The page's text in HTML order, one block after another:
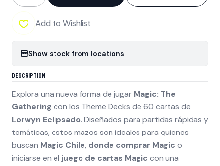
Add to Wishlist
Show stock from locations
DESCRIPTION
Explora una nueva forma de jugar Magic: The
Gathering con los Theme Decks de 60 cartas de
Lorwyn Eclipsado. Diseñados para partidas rápidas y
temáticas, estos mazos son ideales para quienes
buscan Magic Chile, donde comprar Magic o
iniciarse en el juego de cartas Magic con una